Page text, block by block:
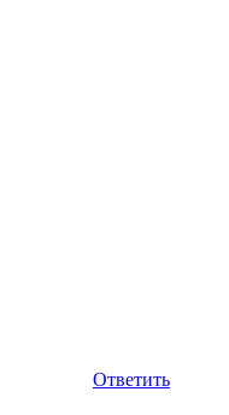
Ответить